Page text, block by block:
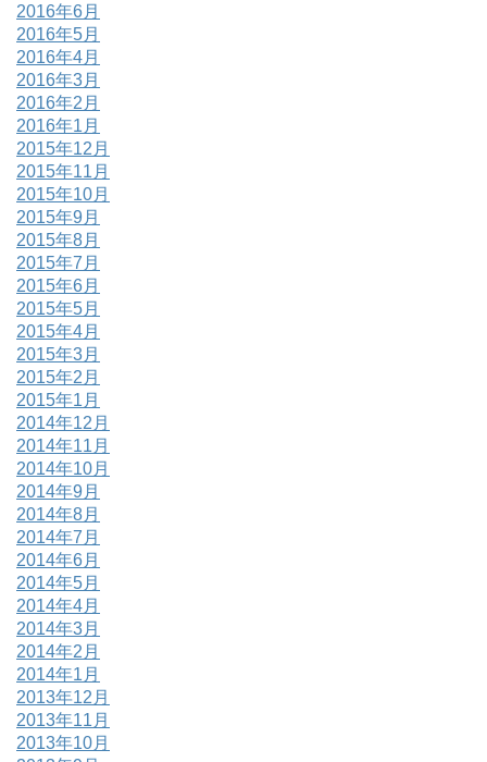
2016年6月
2016年5月
2016年4月
2016年3月
2016年2月
2016年1月
2015年12月
2015年11月
2015年10月
2015年9月
2015年8月
2015年7月
2015年6月
2015年5月
2015年4月
2015年3月
2015年2月
2015年1月
2014年12月
2014年11月
2014年10月
2014年9月
2014年8月
2014年7月
2014年6月
2014年5月
2014年4月
2014年3月
2014年2月
2014年1月
2013年12月
2013年11月
2013年10月